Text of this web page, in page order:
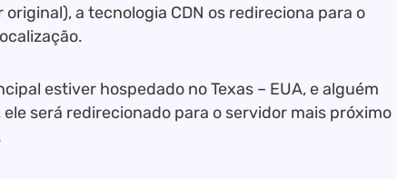
a tecnologia CDN os redireciona para o
estiver hospedado no Texas – EUA, e alguém
será redirecionado para o servidor mais próximo